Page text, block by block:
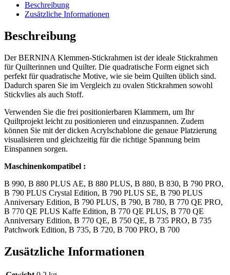
Beschreibung
Zusätzliche Informationen
Beschreibung
Der BERNINA Klemmen-Stickrahmen ist der ideale Stickrahmen
für Quilterinnen und Quilter. Die quadratische Form eignet sich
perfekt für quadratische Motive, wie sie beim Quilten üblich sind.
Dadurch sparen Sie im Vergleich zu ovalen Stickrahmen sowohl
Stickvlies als auch Stoff.
Verwenden Sie die frei positionierbaren Klammern, um Ihr
Quiltprojekt leicht zu positionieren und einzuspannen. Zudem
können Sie mit der dicken Acrylschablone die genaue Platzierung
visualisieren und gleichzeitig für die richtige Spannung beim
Einspannen sorgen.
Maschinenkompatibel :
B 990, B 880 PLUS AE, B 880 PLUS, B 880, B 830, B 790 PRO,
B 790 PLUS Crystal Edition, B 790 PLUS SE, B 790 PLUS
Anniversary Edition, B 790 PLUS, B 790, B 780, B 770 QE PRO,
B 770 QE PLUS Kaffe Edition, B 770 QE PLUS, B 770 QE
Anniversary Edition, B 770 QE, B 750 QE, B 735 PRO, B 735
Patchwork Edition, B 735, B 720, B 700 PRO, B 700
Zusätzliche Informationen